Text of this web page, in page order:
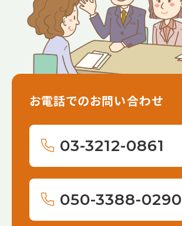
お電話でのお問い合わせ
03-3212-0861
050-3388-0290